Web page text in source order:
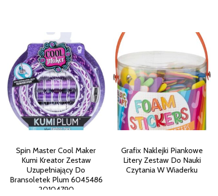
Spin Master Cool Maker
Kumi Kreator Zestaw
Uzupełniający Do
Bransoletek Plum 6045486
20104790
Grafix Naklejki Piankowe
Litery Zestaw Do Nauki
Czytania W Wiaderku